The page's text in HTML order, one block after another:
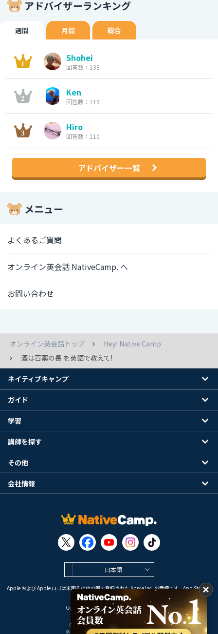
アドバイザーランキング
週間 月間 総合
Shohei
回答数：138
Ken
回答数：119
Hiro
回答数：110
アドバイザー一覧
メニュー
よくあるご質問
オンライン英会話 NativeCamp. へ
お問い合わせ
オンライン英会話トップ
Hey! Native Camp
酒は百薬の長 を英語で教えて!
日本語
Apple および Apple ロゴは米国その他の国で登録された Apple Inc. の商標です。App Store は
Apple Inc. のサービスマークです。
Google Play は Google LLC の商標です。
Copyright © 2026 オンライン英会話
ネイティブキャンプ All Rights Reserved.
ネイティブキャンプ
ガイド
学習
講師を探す
その他
会社情報